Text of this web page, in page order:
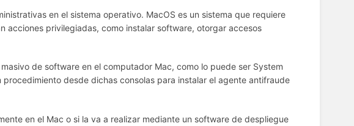
en el sistema operativo. MacOS es un sistema que requiere
acciones privilegiadas, como instalar software, otorgar accesos
de software en el computador Mac, como lo puede ser System
desde dichas consolas para instalar el agente antifraude
en el Mac o si la va a realizar mediante un software de despliegue